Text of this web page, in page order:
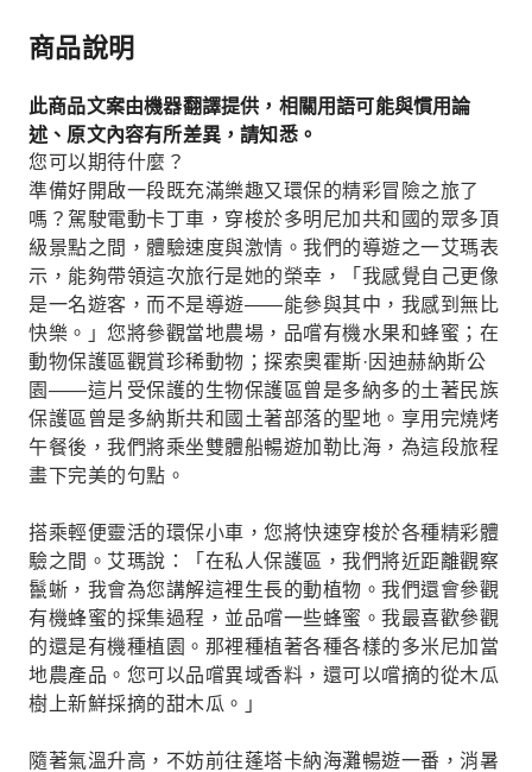
商品說明
此商品文案由機器翻譯提供，相關用語可能與慣用論
述、原文內容有所差異，請知悉。
您可以期待什麼？
準備好開啟一段既充滿樂趣又環保的精彩冒險之旅了
嗎？駕駛電動卡丁車，穿梭於多明尼加共和國的眾多頂
級景點之間，體驗速度與激情。我們的導遊之一艾瑪表
示，能夠帶領這次旅行是她的榮幸，「我感覺自己更像
是一名遊客，而不是導遊——能參與其中，我感到無比
快樂。」您將參觀當地農場，品嚐有機水果和蜂蜜；在
動物保護區觀賞珍稀動物；探索奧霍斯·因迪赫納斯公
園——這片受保護的生物保護區曾是多納多的土著民族
保護區曾是多納斯共和國土著部落的聖地。享用完燒烤
午餐後，我們將乘坐雙體船暢遊加勒比海，為這段旅程
畫下完美的句點。
搭乘輕便靈活的環保小車，您將快速穿梭於各種精彩體
驗之間。艾瑪說：「在私人保護區，我們將近距離觀察
鬣蜥，我會為您講解這裡生長的動植物。我們還會參觀
有機蜂蜜的採集過程，並品嚐一些蜂蜜。我最喜歡參觀
的還是有機種植園。那裡種植著各種各樣的多米尼加當
地農產品。您可以品嚐異域香料，還可以嚐摘的從木瓜
樹上新鮮採摘的甜木瓜。」
隨著氣溫升高，不妨前往蓬塔卡納海灘暢遊一番，消暑